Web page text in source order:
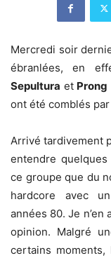
Mercredi soir
ébranlées, en
Sepultura et Prong
ont été comblés
Arrivé tardivement
entendre
ce groupe que du
hardcore avec
années 80. Je n’en
opinion. Malgré
certains moments,